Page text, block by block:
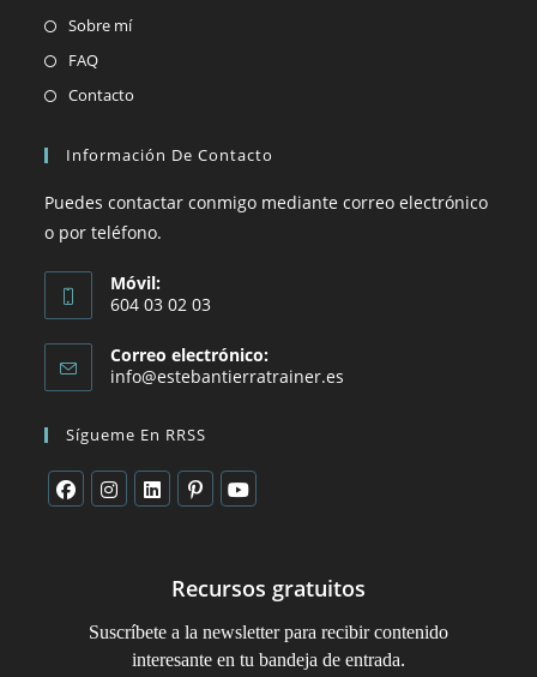
Sobre mí
FAQ
Contacto
Información De Contacto
Puedes contactar conmigo mediante correo electrónico
o por teléfono.
Móvil:
604 03 02 03
Correo electrónico:
info@estebantierratrainer.es
Sígueme En RRSS
Recursos gratuitos
Suscríbete a la newsletter para recibir contenido
interesante en tu bandeja de entrada.